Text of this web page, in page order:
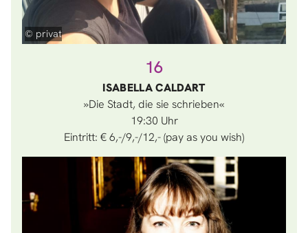
© privat
16
ISABELLA CALDART
»Die Stadt, die sie schrieben«
19:30
Eintritt: € 6,-/9,-/12,- (pay as you wish)